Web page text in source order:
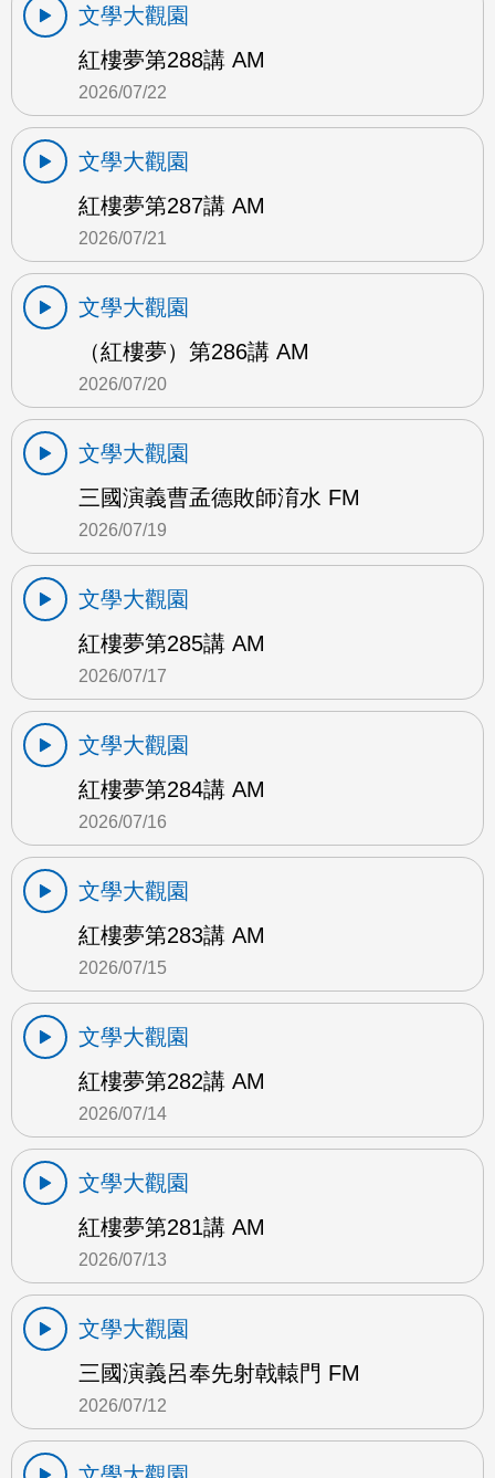
文學大觀園
紅樓夢第288講 AM
2026/07/22
文學大觀園
紅樓夢第287講 AM
2026/07/21
文學大觀園
（紅樓夢）第286講 AM
2026/07/20
文學大觀園
三國演義曹孟德敗師淯水 FM
2026/07/19
文學大觀園
紅樓夢第285講 AM
2026/07/17
文學大觀園
紅樓夢第284講 AM
2026/07/16
文學大觀園
紅樓夢第283講 AM
2026/07/15
文學大觀園
紅樓夢第282講 AM
2026/07/14
文學大觀園
紅樓夢第281講 AM
2026/07/13
文學大觀園
三國演義呂奉先射戟轅門 FM
2026/07/12